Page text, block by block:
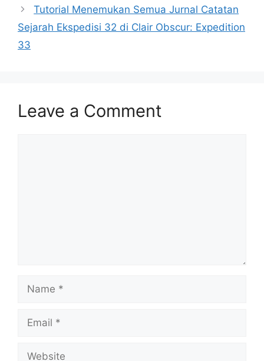
Tutorial Menemukan Semua Jurnal Catatan
Sejarah Ekspedisi 32 di Clair Obscur: Expedition
33
Leave a Comment